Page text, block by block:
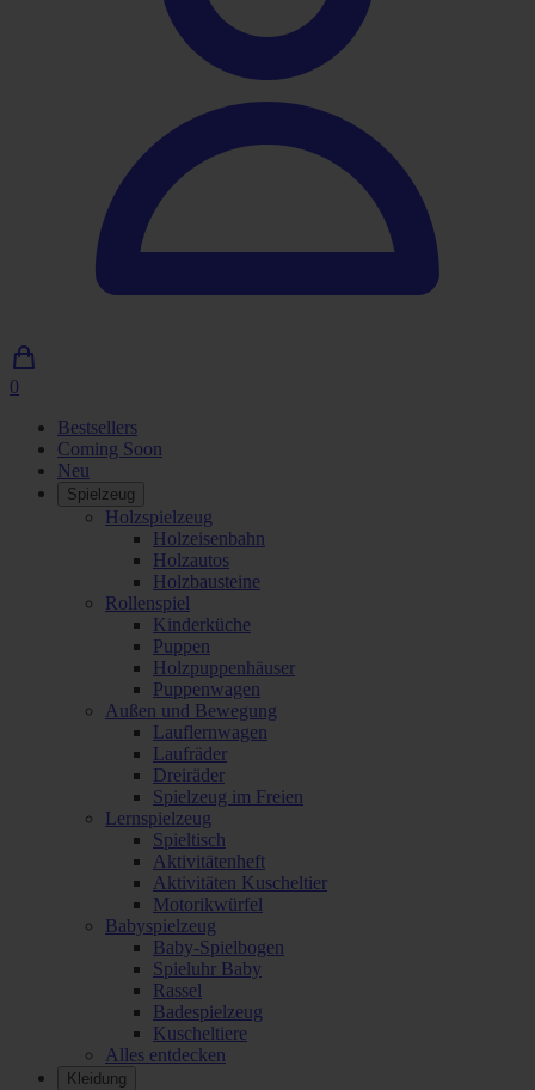
0
Einkaufswagen
Bestsellers
Coming Soon
Neu
Spielzeug
Holzspielzeug
Holzeisenbahn
Holzautos
Holzbausteine
Rollenspiel
Kinderküche
Puppen
Holzpuppenhäuser
Puppenwagen
Außen und Bewegung
Lauflernwagen
Laufräder
Dreiräder
Spielzeug im Freien
Lernspielzeug
Spieltisch
Aktivitätenheft
Aktivitäten Kuscheltier
Motorikwürfel
Babyspielzeug
Baby-Spielbogen
Spieluhr Baby
Rassel
Badespielzeug
Kuscheltiere
Alles entdecken
Kleidung